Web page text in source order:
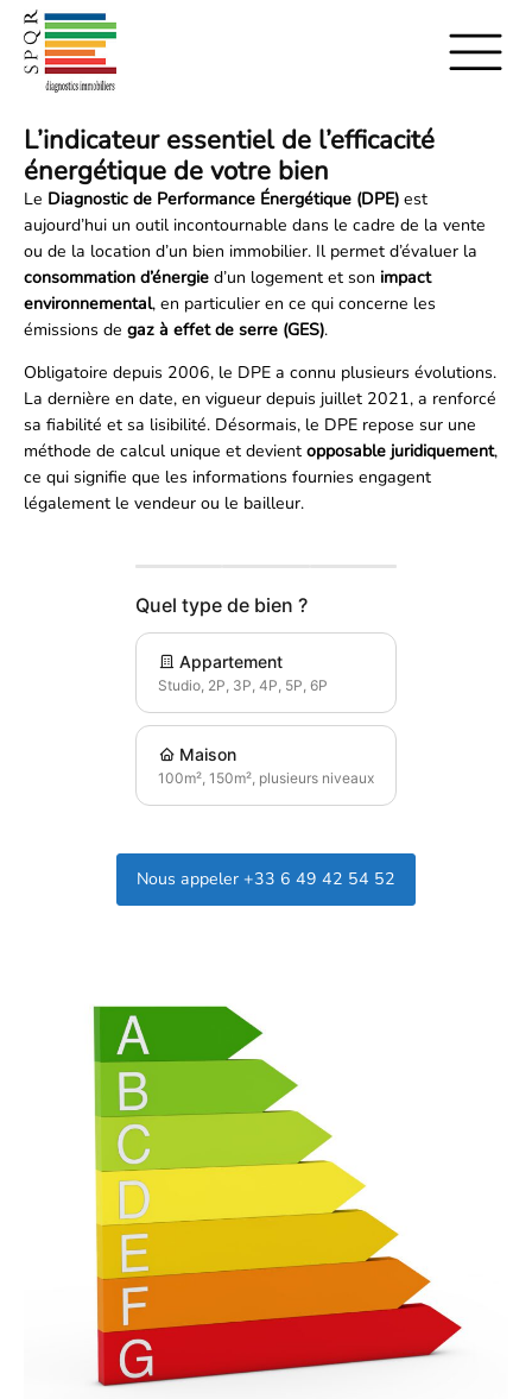
L’indicateur essentiel de l’efficacité
énergétique de votre bien
Le Diagnostic de Performance Énergétique (DPE) est
aujourd’hui un outil incontournable dans le cadre de la vente
ou de la location d’un bien immobilier. Il permet d’évaluer la
consommation d’énergie d’un logement et son impact
environnemental, en particulier en ce qui concerne les
émissions de gaz à effet de serre (GES).
Obligatoire depuis 2006, le DPE a connu plusieurs évolutions.
La dernière en date, en vigueur depuis juillet 2021, a renforcé
sa fiabilité et sa lisibilité. Désormais, le DPE repose sur une
méthode de calcul unique et devient opposable juridiquement,
ce qui signifie que les informations fournies engagent
légalement le vendeur ou le bailleur.
Quel type de bien ?
Appartement
Studio, 2P, 3P, 4P, 5P, 6P
Maison
100m², 150m², plusieurs niveaux
Nous appeler +33 6 49 42 54 52